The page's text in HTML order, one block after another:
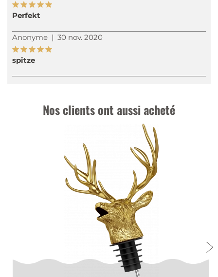
Perfekt
Anonyme | 30 nov. 2020
spitze
Nos clients ont aussi acheté